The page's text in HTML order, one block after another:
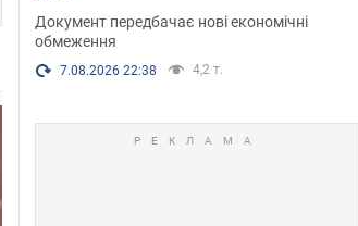
Документ передбачає нові економічні
обмеження
7.08.2026 22:38 4,2 т.